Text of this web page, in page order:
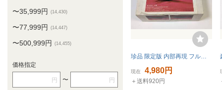
〜35,999円 (14,430)
〜77,999円 (14,447)
〜500,999円 (14,455)
価格指定
円 〜 円
珍品 限定版 内部再現 フルレジンキット Sinifer シニファー 1/48 グラマン ウィジョン J4F1-J4F2
現在 4,980円
＋送料920円